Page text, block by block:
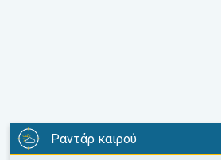
Ραντάρ καιρού